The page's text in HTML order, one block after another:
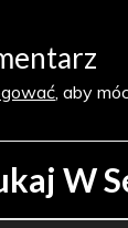
, aby
W